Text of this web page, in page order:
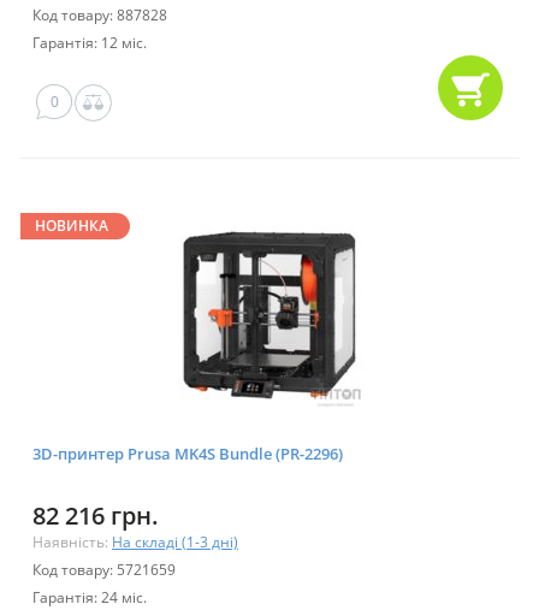
Код товару: 887828
Гарантія: 12 міс.
0
НОВИНКА
3D-принтер Prusa MK4S Bundle (PR-2296)
82 216 грн.
Наявність: На складі (1-3 дні)
Код товару: 5721659
Гарантія: 24 міс.